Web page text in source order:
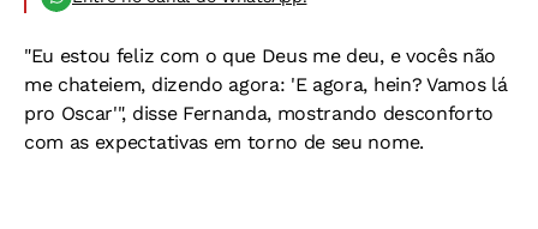
"Eu estou feliz com o que Deus me deu, e vocês não
me chateiem, dizendo agora: 'E agora, hein? Vamos lá
pro Oscar'", disse Fernanda, mostrando desconforto
com as expectativas em torno de seu nome.